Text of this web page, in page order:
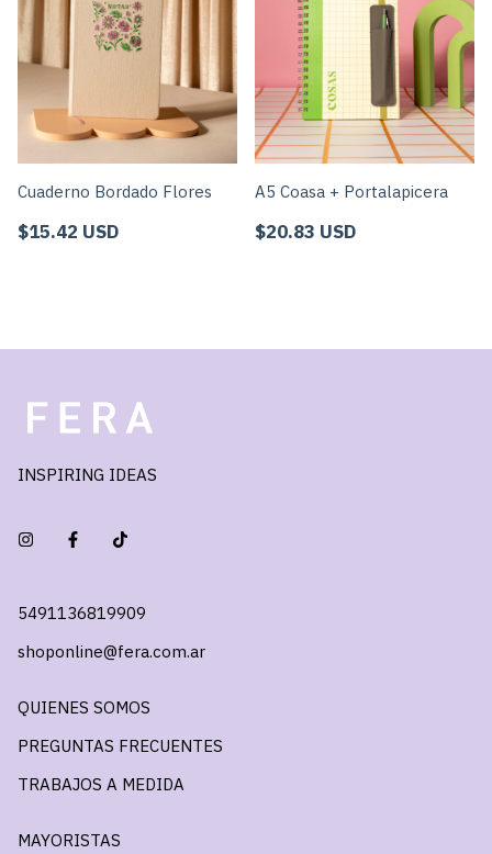
Cuaderno Bordado Flores
$15.42 USD
A5 Coasa + Portalapicera
$20.83 USD
INSPIRING IDEAS
5491136819909
shoponline@fera.com.ar
QUIENES SOMOS
PREGUNTAS FRECUENTES
TRABAJOS A MEDIDA
MAYORISTAS